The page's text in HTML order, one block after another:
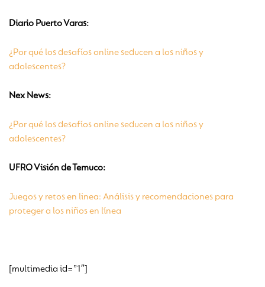
Diario Puerto Varas:
¿Por qué los desafíos online seducen a los niños y
adolescentes?
Nex News:
¿Por qué los desafíos online seducen a los niños y
adolescentes?
UFRO Visión de Temuco:
Juegos y retos en linea: Análisis y recomendaciones para
proteger a los niños en línea
[multimedia id=”1″]